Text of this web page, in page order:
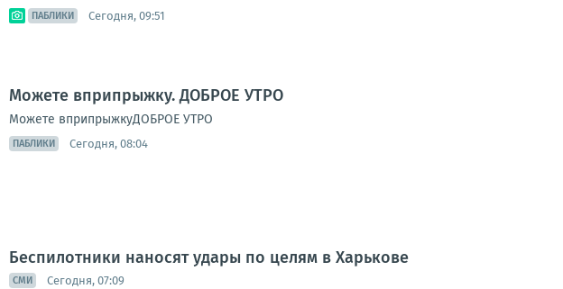
ПАБЛИКИ Сегодня, 09:51
Можете вприпрыжку. ДОБРОЕ УТРО
Можете вприпрыжкуДОБРОЕ УТРО
ПАБЛИКИ Сегодня, 08:04
Беспилотники наносят удары по целям в Харькове
СМИ Сегодня, 07:09